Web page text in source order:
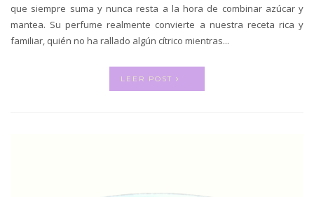
que siempre suma y nunca resta a la hora de combinar azúcar y
mantea. Su perfume realmente convierte a nuestra receta rica y
familiar, quién no ha rallado algún cítrico mientras...
LEER POST